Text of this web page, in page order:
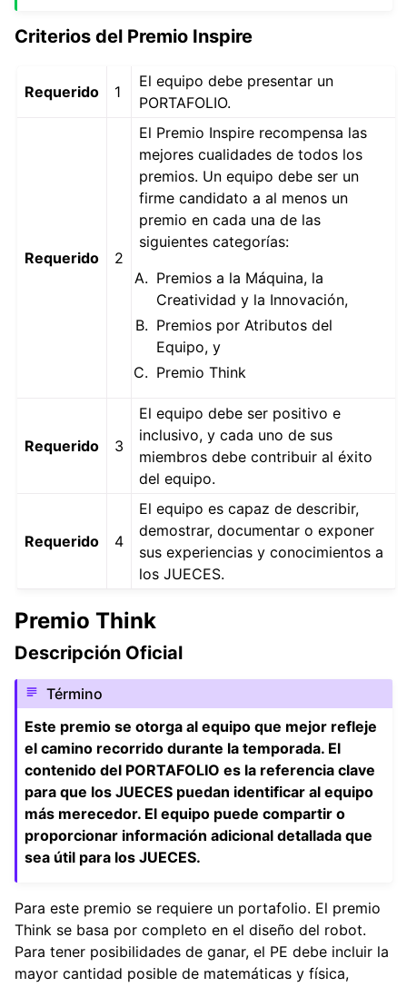
Criterios del Premio Inspire
Requerido 1
El equipo debe presentar un
PORTAFOLIO.
Requerido 2
El Premio Inspire recompensa las
mejores cualidades de todos los
premios. Un equipo debe ser un
firme candidato a al menos un
premio en cada una de las
siguientes categorías:
Premios a la Máquina, la
Creatividad y la Innovación,
Premios por Atributos del
Equipo, y
Premio Think
Requerido 3
El equipo debe ser positivo e
inclusivo, y cada uno de sus
miembros debe contribuir al éxito
del equipo.
Requerido 4
El equipo es capaz de describir,
demostrar, documentar o exponer
sus experiencias y conocimientos a
los JUECES.
Premio Think
Descripción Oficial
Término
Este premio se otorga al equipo que mejor refleje
el camino recorrido durante la temporada. El
contenido del PORTAFOLIO es la referencia clave
para que los JUECES puedan identificar al equipo
más merecedor. El equipo puede compartir o
proporcionar información adicional detallada que
sea útil para los JUECES.
Para este premio se requiere un portafolio. El premio
Think se basa por completo en el diseño del robot.
Para tener posibilidades de ganar, el PE debe incluir la
mayor cantidad posible de matemáticas y física,